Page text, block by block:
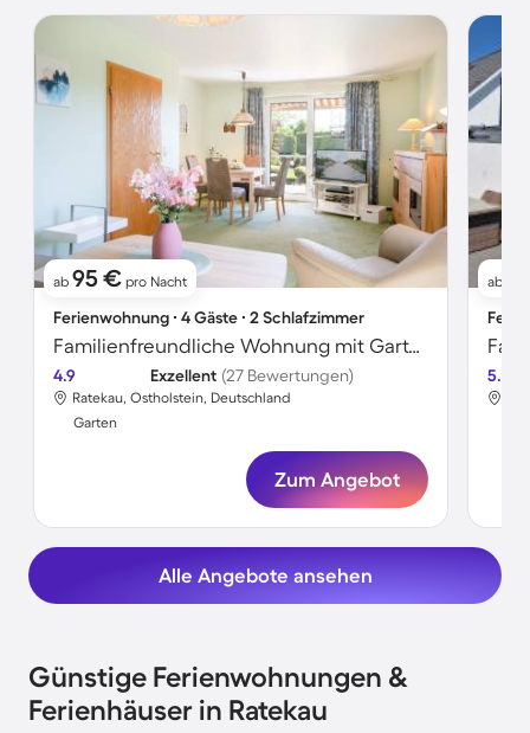
ab 95 € pro Nacht
Ferienwohnung ∙ 4 Gäste ∙ 2 Schlafzimmer
Familienfreundliche Wohnung mit Garten und Terrasse | Gartenblick | Haustierfreundlich
4.9 Exzellent (27 Bewertungen)
Ratekau, Ostholstein, Deutschland
Garten
Zum Angebot
ab
5.0
Alle Angebote ansehen
Günstige Ferienwohnungen &
Ferienhäuser in Ratekau